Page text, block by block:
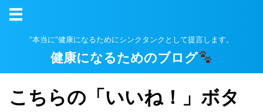
”本当に”健康になるためにシンクタンクとして提言します。
健康になるためのブログ
こちらの「いいね！」ボタ